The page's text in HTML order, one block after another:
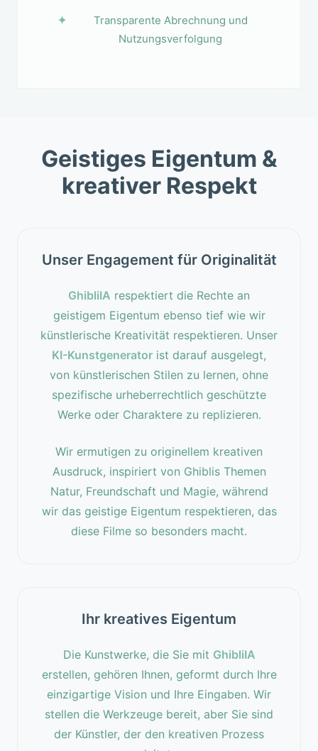
Transparente Abrechnung und
Nutzungsverfolgung
Geistiges Eigentum &
kreativer Respekt
Unser Engagement für Originalität
GhibliIA respektiert die Rechte an
geistigem Eigentum ebenso tief wie wir
künstlerische Kreativität respektieren. Unser
KI-Kunstgenerator ist darauf ausgelegt,
von künstlerischen Stilen zu lernen, ohne
spezifische urheberrechtlich geschützte
Werke oder Charaktere zu replizieren.
Wir ermutigen zu originellem kreativen
Ausdruck, inspiriert von Ghiblis Themen
Natur, Freundschaft und Magie, während
wir das geistige Eigentum respektieren, das
diese Filme so besonders macht.
Ihr kreatives Eigentum
Die Kunstwerke, die Sie mit GhibliIA
erstellen, gehören Ihnen, geformt durch Ihre
einzigartige Vision und Ihre Eingaben. Wir
stellen die Werkzeuge bereit, aber Sie sind
der Künstler, der den kreativen Prozess